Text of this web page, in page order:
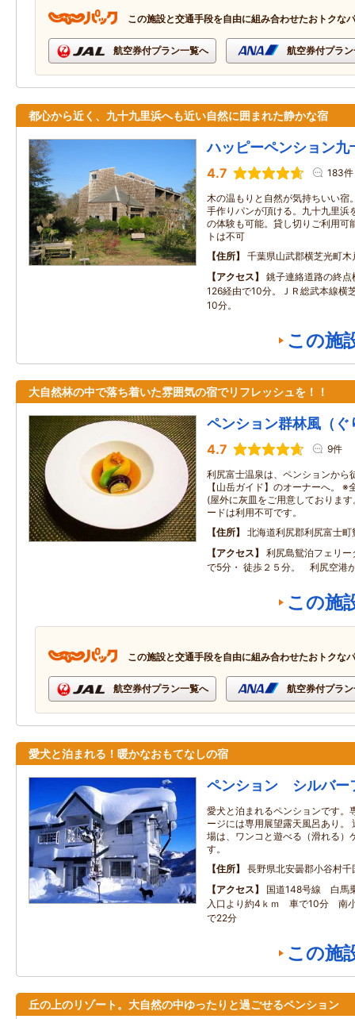
この施設と交通手段を自由に組み合わせたおトクな
航空券付プラン一覧へ 航空券付プラ
都心から近く、九十九里浜へも近い自然に囲まれた静かな宿
ハッピーペンション九
4.7 183件
木の温もりと自然が気持ちいい宿
手作りパンが頂ける。九十九里浜
の体験も可能。貸し切りご利用可
トは不可
住所
千葉県山武郡横芝光町
アクセス
銚子連絡道路の終
126経由で10分。ＪＲ総武本線横
10分。
この施
大自然林の中で落ち着いた雰囲気の宿でリフレッシュを！！
ペンション群林風（ぐ
4.7 9件
利尻富士温泉は、ペンションから
【山岳ガイド】のオーナーへ。
(屋外に灰皿をご用意しておりま
ードは利用不可です。
住所
北海道利尻郡利尻富士町
アクセス
利尻島鴛泊フェリ
で5分・ 徒歩２５分。 利尻空港
この施
この施設と交通手段を自由に組み合わせたおトクな
航空券付プラン一覧へ 航空券付プラ
愛犬と泊まれる！暖かなおもてなしの宿
ペンション シルバー
愛犬と泊まれるペンションです。
ージには専用展望露天風呂あり。
場は、ワンコと遊べる（滑れる）
す。
住所
長野県北安曇郡小谷村
アクセス
国道148号線 白馬
入口より約4ｋｍ 車で10分 南
で22分
この施
丘の上のリゾート。大自然の中ゆったりと過ごせるペンション